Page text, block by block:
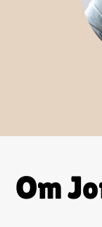
Kontakta oss
Om